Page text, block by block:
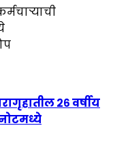
२६ वर्षीय